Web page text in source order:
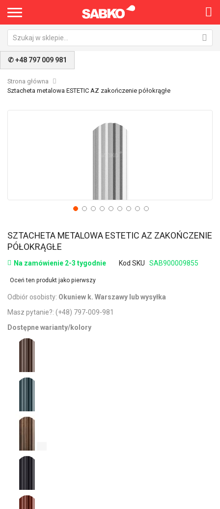
✆ +48 797 009 981
Strona główna
Sztacheta metalowa ESTETIC AZ zakończenie półokrągłe
SZTACHETA METALOWA ESTETIC AZ ZAKOŃCZENIE
PÓŁOKRĄGŁE
Na zamówienie 2-3 tygodnie Kod SKU SAB900009855
Oceń ten produkt jako pierwszy
Odbiór osobisty: Okuniew k. Warszawy lub wysyłka
Masz pytanie?: (+48) 797-009-981
Dostępne warianty/kolory